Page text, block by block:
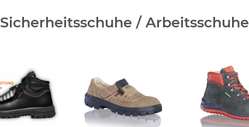
Sicherheitsschuhe / Arbeitsschuhe